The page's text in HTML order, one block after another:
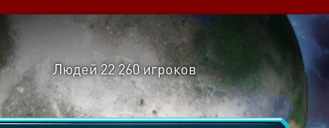
Людей 22 260игроков